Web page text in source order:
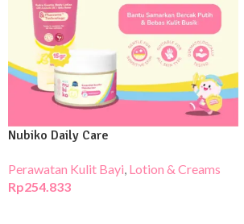
Nubiko Daily Care
Perawatan Kulit Bayi, Lotion & Creams
Rp254.833